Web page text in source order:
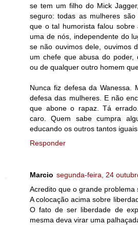
se tem um filho do Mick
seguro: todas as mulheres
que o tal humorista falou sobre
uma de nós, independente do
se não ouvimos dele, ouvimos
um chefe que abusa do poder,
ou de qualquer outro homem
Nunca fiz defesa da Wanessa.
defesa das mulheres. E não
que abone o rapaz. Tá
caro. Quem sabe cumpra
educando os outros tantos
Responder
Marcio segunda-feira, 24
Acredito que o grande problema
A colocação acima sobre
O fato de ser liberdade de
mesma deva virar uma